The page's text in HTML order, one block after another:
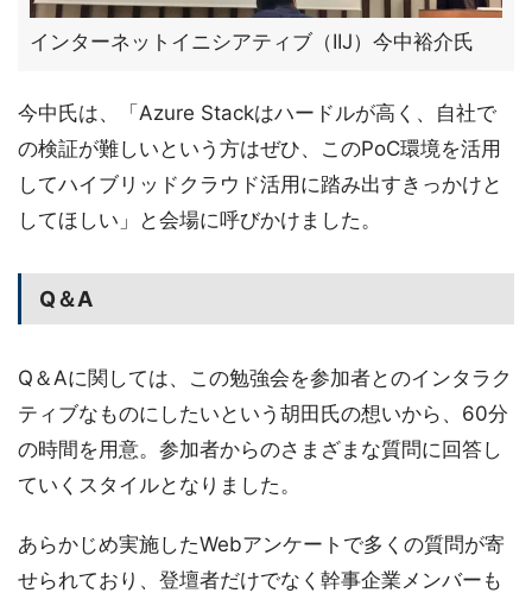
インターネットイニシアティブ（IIJ）今中裕介氏
今中氏は、「Azure Stackはハードルが高く、自社で
の検証が難しいという方はぜひ、このPoC環境を活用
してハイブリッドクラウド活用に踏み出すきっかけと
してほしい」と会場に呼びかけました。
Q＆A
Q＆Aに関しては、この勉強会を参加者とのインタラク
ティブなものにしたいという胡田氏の想いから、60分
の時間を用意。参加者からのさまざまな質問に回答し
ていくスタイルとなりました。
あらかじめ実施したWebアンケートで多くの質問が寄
せられており、登壇者だけでなく幹事企業メンバーも